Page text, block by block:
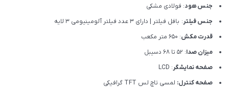
جنس هود: فولادی مشکی
جنس فیلتر: بافل فیلتر | دارای ۳ عدد فیلتر آلومینیومی ۳ لایه
قدرت مکش: 650 متر مکعب
میزان صدا: 52 تا 68 دسیبل
صفحه نمایشگر: LCD
صفحه کنترل: لمسی تاچ لس TFT گرافیکی